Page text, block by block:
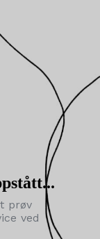
prøv
ved